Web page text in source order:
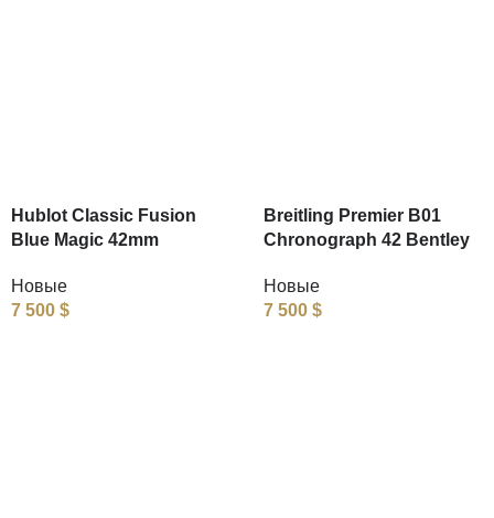
Hublot Classic Fusion
Blue Magic 42mm
Новые
7 500 $
Breitling Premier B01
Chronograph 42 Bentley
Новые
7 500 $